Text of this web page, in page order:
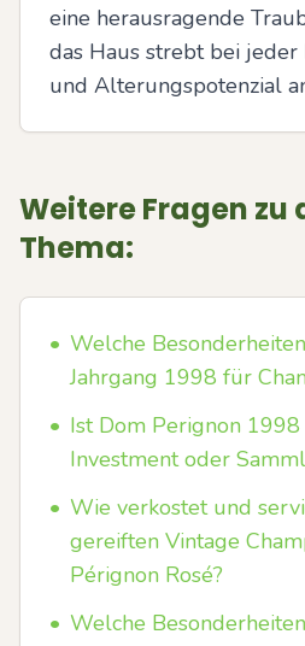
eine herausragende
das Haus strebt bei jeder
und Alterungspotenzial
Weitere Fragen zu
Thema:
• Welche
Jahrgang 1998 für
• Ist Dom Perignon
Investment oder
• Wie verkostet und
gereiften Vintage
Pérignon Rosé?
• Welche